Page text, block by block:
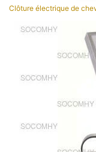
Clôture électrique de